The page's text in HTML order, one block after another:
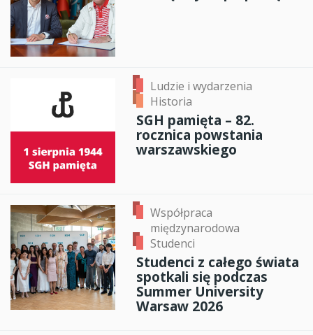
Ludzie i wydarzenia
Historia
SGH pamięta – 82.
rocznica powstania
warszawskiego
Współpraca
międzynarodowa
Studenci
Studenci z całego świata
spotkali się podczas
Summer University
Warsaw 2026